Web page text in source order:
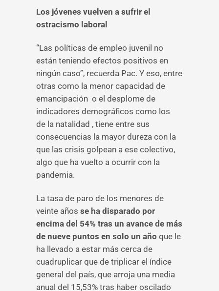
Los jóvenes vuelven a sufrir el
ostracismo laboral
“Las políticas de empleo juvenil no
están teniendo efectos positivos en
ningún caso”, recuerda Pac. Y eso, entre
otras como la menor capacidad de
emancipación o el desplome de
indicadores demográficos como los
de la natalidad , tiene entre sus
consecuencias la mayor dureza con la
que las crisis golpean a ese colectivo,
algo que ha vuelto a ocurrir con la
pandemia.
La tasa de paro de los menores de
veinte años se ha disparado por
encima del 54% tras un avance de más
de nueve puntos en solo un año que le
ha llevado a estar más cerca de
cuadruplicar que de triplicar el índice
general del país, que arroja una media
anual del 15,53% tras haber oscilado